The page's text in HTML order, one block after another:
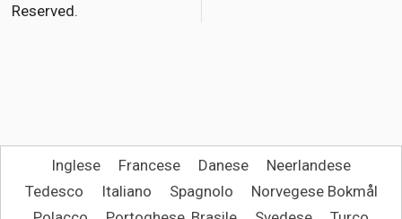
k
Reserved.
Inglese Francese Danese
Neerlandese
Tedesco
Italiano Spagnolo
Norvegese Bokmål